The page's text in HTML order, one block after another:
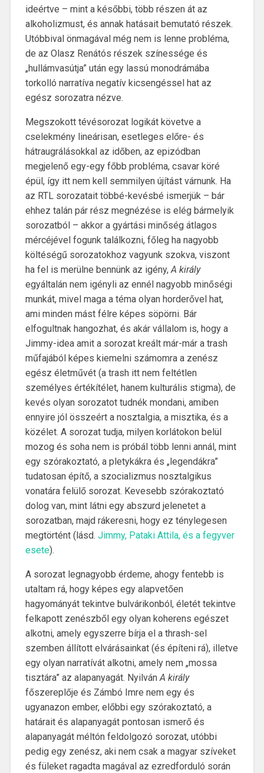
ideértve – mint a későbbi, több részen át az
alkoholizmust, és annak hatásait bemutató részek.
Utóbbival önmagával még nem is lenne probléma,
de az Olasz Renátós részek színessége és
„hullámvasútja” után egy lassú monodrámába
torkolló narratíva negatív kicsengéssel hat az
egész sorozatra nézve.
Megszokott tévésorozat logikát követve a
cselekmény lineárisan, esetleges előre- és
hátraugrálásokkal az időben, az epizódban
megjelenő egy-egy főbb probléma, csavar köré
épül, így itt nem kell semmilyen újítást várnunk. Ha
az RTL sorozatait többé-kevésbé ismerjük – bár
ehhez talán pár rész megnézése is elég bármelyik
sorozatból – akkor a gyártási minőség átlagos
mércéjével fogunk találkozni, főleg ha nagyobb
költéségű sorozatokhoz vagyunk szokva, viszont
ha fel is merülne bennünk az igény,A király
egyáltalán nem igényli az ennél nagyobb minőségi
munkát, mivel maga a téma olyan horderővel hat,
ami minden mást félre képes söpörni. Bár
elfogultnak hangozhat, és akár vállalom is, hogy a
Jimmy-idea amit a sorozat kreált már-már a trash
műfajából képes kiemelni számomra a zenész
egész életművét (a trash itt nem feltétlen
személyes értékítélet, hanem kulturális stigma), de
kevés olyan sorozatot tudnék mondani, amiben
ennyire jól összeért a nosztalgia, a misztika, és a
közélet. A sorozat tudja, milyen korlátokon belül
mozog és soha nem is próbál több lenni annál, mint
egy szórakoztató, a pletykákra és „legendákra”
tudatosan építő, a szocializmus nosztalgikus
vonatára felülő sorozat. Kevesebb szórakoztató
dolog van, mint látni egy abszurd jelenetet a
sorozatban, majd rákeresni, hogy ez ténylegesen
megtörtént (lásd. Jimmy, Pataki Attila, és a fegyver
esete).
A sorozat legnagyobb érdeme, ahogy fentebb is
utaltam rá, hogy képes egy alapvetően
hagyományát tekintve bulvárikonból, életét tekintve
felkapott zenészből egy olyan koherens egészet
alkotni, amely egyszerre bírja el a thrash-sel
szemben állított elvárásainkat (és építeni rá), illetve
egy olyan narratívát alkotni, amely nem „mossa
tisztára” az alapanyagát. NyilvánA király
főszereplője és Zámbó Imre nem egy és
ugyanazon ember, előbbi egy szórakoztató, a
határait és alapanyagát pontosan ismerő és
alapanyagát méltón feldolgozó sorozat, utóbbi
pedig egy zenész, aki nem csak a magyar szíveket
és füleket ragadta magával az ezredforduló során